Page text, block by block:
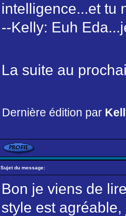
intelligence...et tu
--Kelly: Euh
La suite au
Dernière édition par
Sujet du message:
Bon je viens de
style est